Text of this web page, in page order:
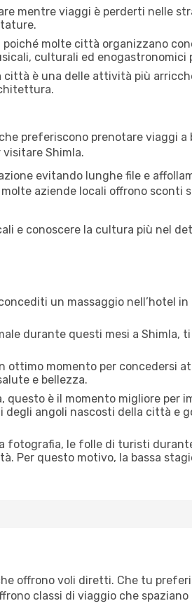
mentre viaggi è perderti nelle
molte città organizzano
culturali ed enogastronomici
città è una delle attività più
preferiscono prenotare viaggi a
Shimla.
evitando lunghe file e
aziende locali offrono sconti
e conoscere la cultura più nel
un massaggio nell’hotel
durante questi mesi a Shimla,
ottimo momento per concedersi
e bellezza.
questo è il momento migliore per
angoli nascosti della città e
fotografia, le folle di turisti
Per questo motivo, la bassa
offrono voli diretti. Che tu
classi di viaggio che spaziano